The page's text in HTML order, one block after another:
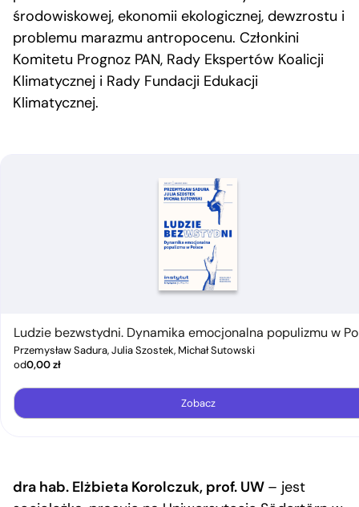
środowiskowej, ekonomii ekologicznej, dewzrostu i
problemu marazmu antropocenu. Członkini
Komitetu Prognoz PAN, Rady Ekspertów Koalicji
Klimatycznej i Rady Fundacji Edukacji
Klimatycznej.
Ludzie bezwstydni. Dynamika emocjonalna populizmu w
Przemysław Sadura, Julia Szostek, Michał Sutowski
od0,00zł
Zobacz
dra hab. Elżbieta Korolczuk, prof. UW – jest